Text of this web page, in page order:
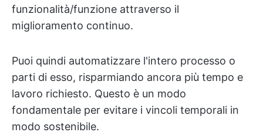
funzionalità/funzione attraverso il
miglioramento continuo.
Puoi quindi automatizzare l'intero processo o
parti di esso, risparmiando ancora più tempo e
lavoro richiesto. Questo è un modo
fondamentale per evitare i vincoli temporali in
modo sostenibile.